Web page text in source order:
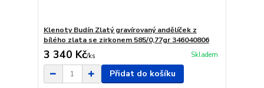
Klenoty Budín Zlatý gravírovaný andělíček z
bílého zlata se zirkonem 585/0,77gr 346040806
3 340 Kč/ks Skladem
Přidat do košíku